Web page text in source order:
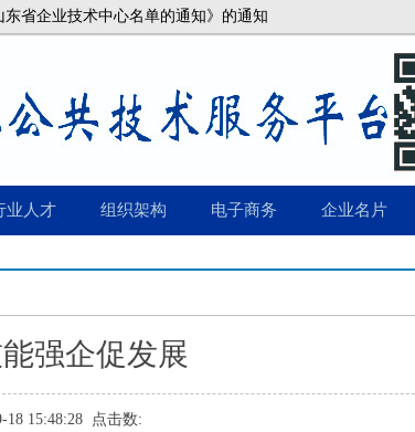
省企业技术中心名单的通知》的通知
业人才 组织架构 电子商务 企业名片
强企促发展
18 15:48:28 点击数: